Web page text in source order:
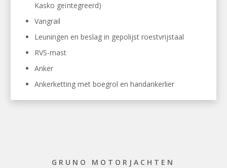
Kasko geïntegreerd)
Vangrail
Leuningen en beslag in gepolijst roestvrijstaal
RVS-mast
Anker
Ankerketting met boegrol en handankerlier
GRUNO MOTORJACHTEN